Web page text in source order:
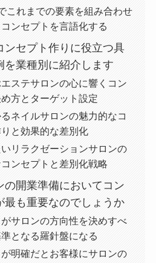
これまでの要素を組み合わせ
ンセプトを言語化する
ンセプト作りに役立つ具
を業種別に紹介します
ステサロンの心に響くコン
方とターゲット設定
ネイルサロンの魅力的なコ
と効果的な差別化
リラクゼーションサロンの
ンセプトと差別化戦略
の開業準備においてコン
最も重要なのでしょうか
サロンの方向性を決めすべ
となる羅針盤になる
明確だとお客様にサロンの